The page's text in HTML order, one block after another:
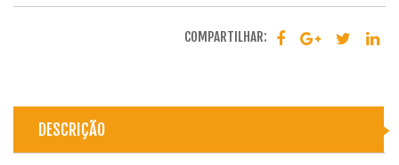
COMPARTILHAR:
DESCRIÇÃO